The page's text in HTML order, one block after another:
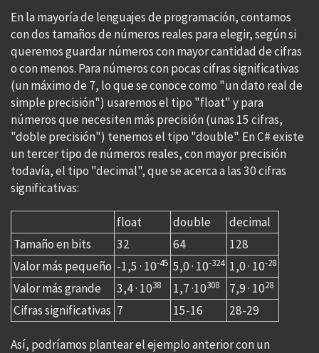
En la mayoría de lenguajes de programación, contamos
con dos tamaños de números reales para elegir, según si
queremos guardar números con mayor cantidad de cifras
o con menos. Para números con pocas cifras significativas
(un máximo de 7, lo que se conoce como "un dato real de
simple precisión") usaremos el tipo "float" y para
números que necesiten más precisión (unas 15 cifras,
"doble precisión") tenemos el tipo "double". En C# existe
un tercer tipo de números reales, con mayor precisión
todavía, el tipo "decimal", que se acerca a las 30 cifras
significativas:
float double
decimal
Tamaño en bits
32 64
128
Valor más pequeño -1,5 · 10-45 5,0 · 10-324 1,0 · 10-28
Valor más grande 3,4 · 1038 1,7 ·10308 7,9 · 1028
Cifras significativas 7 15-16 28-29
Así, podríamos plantear el ejemplo anterior con un